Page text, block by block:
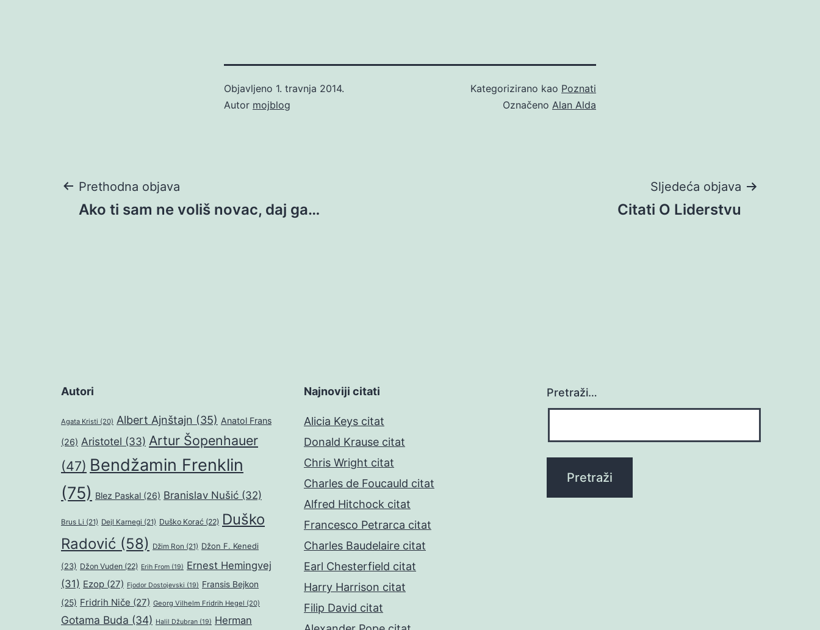
Objavljeno 1. travnja 2014.
Autor mojblog
Kategorizirano kao Poznati
Označeno Alan Alda
Navigacija
Prethodna objava
Ako ti sam ne voliš novac, daj ga…
Sljedeća objava
Citati O Liderstvu
Autori
Agata Kristi (20) Albert Ajnštajn (35) Anatol Frans
(26) Aristotel (33) Artur Šopenhauer
(47) Bendžamin Frenklin
(75) Blez Paskal (26) Branislav Nušić (32)
Brus Li (21) Dejl Karnegi (21) Duško Korać (22) Duško
Radović (58) Džim Ron (21) Džon F. Kenedi
(23) Džon Vuden (22) Erih From (19) Ernest Hemingvej
(31) Ezop (27) Fjodor Dostojevski (19) Fransis Bejkon
(25) Fridrih Niče (27) Georg Vilhelm Fridrih Hegel (20)
Gotama Buda (34) Halil Džubran (19) Herman
Najnoviji citati
Alicia Keys citat
Donald Krause citat
Chris Wright citat
Charles de Foucauld citat
Alfred Hitchock citat
Francesco Petrarca citat
Charles Baudelaire citat
Earl Chesterfield citat
Harry Harrison citat
Filip David citat
Pretraži…